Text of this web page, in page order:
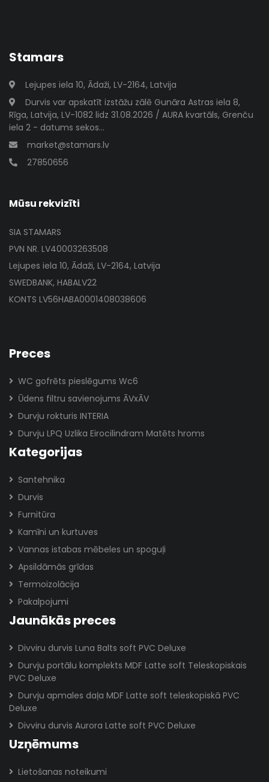
Stamars
Lejupes iela 10, Ādaži, LV-2164, Latvija
Durvis var apskatīt izstāžu zālē Gunāra Astras iela 8,
Rīga, Latvija, LV-1082 lidz 31.08.2026 / AURA kvartāls, Grenču
iela 2 - datums sekos...
market@stamars.lv
27850656
Mūsu rekvizīti
SIA STAMARS
PVN NR. LV40003263508
Lejupes iela 10, Ādaži, LV-2164, Latvija
SWEDBANK, HABALV22
KONTS LV56HABA0001408038606
Preces
WC gofrēts pieslēgums Wc6
Ūdens filtru savienojums ĀVxĀV
Durvju rokturis INTERIA
Durvju LPQ Uzlika Eirocilindram Matēts hroms
Kategorijas
Santehnika
Durvis
Furnitūra
Kamīni un kurtuves
Vannas istabas mēbeles un spoguļi
Apsildāmās grīdas
Termoizolācija
Pakalpojumi
Jaunākās preces
Divviru durvis Luna Balts soft PVC Deluxe
Durvju portālu komplekts MDF Latte soft Teleskopiskais
PVC Deluxe
Durvju apmales daļa MDF Latte soft teleskopiskā PVC
Deluxe
Divviru durvis Aurora Latte soft PVC Deluxe
Uzņēmums
Lietošanas noteikumi